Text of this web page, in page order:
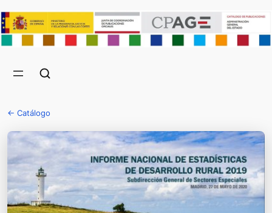
← Catálogo